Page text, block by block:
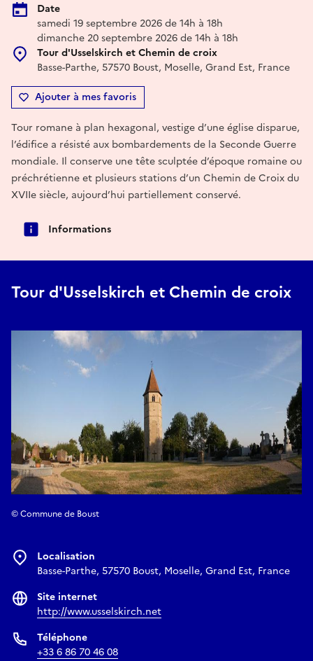
Date
samedi 19 septembre 2026 de 14h à 18h
dimanche 20 septembre 2026 de 14h à 18h
Tour d'Usselskirch et Chemin de croix
Basse-Parthe, 57570 Boust, Moselle, Grand Est, France
Ajouter à mes favoris
Tour romane à plan hexagonal, vestige d’une église disparue,
l’édifice a résisté aux bombardements de la Seconde Guerre
mondiale. Il conserve une tête sculptée d’époque romaine ou
préchrétienne et plusieurs stations d’un Chemin de Croix du
XVIIe siècle, aujourd’hui partiellement conservé.
Informations
Tour d'Usselskirch et Chemin de croix
© Commune de Boust
Localisation
Basse-Parthe, 57570 Boust, Moselle, Grand Est, France
Site internet
http://www.usselskirch.net
Téléphone
+33 6 86 70 46 08